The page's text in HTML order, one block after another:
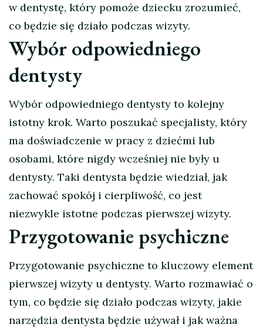
w dentystę, który pomoże dziecku zrozumieć,
co będzie się działo podczas wizyty.
Wybór odpowiedniego
dentysty
Wybór odpowiedniego dentysty to kolejny
istotny krok. Warto poszukać specjalisty, który
ma doświadczenie w pracy z dziećmi lub
osobami, które nigdy wcześniej nie były u
dentysty. Taki dentysta będzie wiedział, jak
zachować spokój i cierpliwość, co jest
niezwykle istotne podczas pierwszej wizyty.
Przygotowanie psychiczne
Przygotowanie psychiczne to kluczowy element
pierwszej wizyty u dentysty. Warto rozmawiać o
tym, co będzie się działo podczas wizyty, jakie
narzędzia dentysta będzie używał i jak ważna